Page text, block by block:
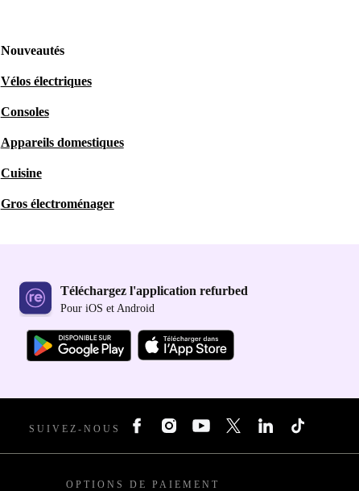
Nouveautés
Vélos électriques
Consoles
Appareils domestiques
Cuisine
Gros électroménager
Téléchargez l'application refurbed
Pour iOS et Android
SUIVEZ-NOUS
OPTIONS DE PAIEMENT